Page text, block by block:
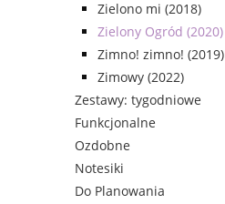
Zielono mi (2018)
Zielony Ogród (2020)
Zimno! zimno! (2019)
Zimowy (2022)
Zestawy: tygodniowe
Funkcjonalne
Ozdobne
Notesiki
Do Planowania